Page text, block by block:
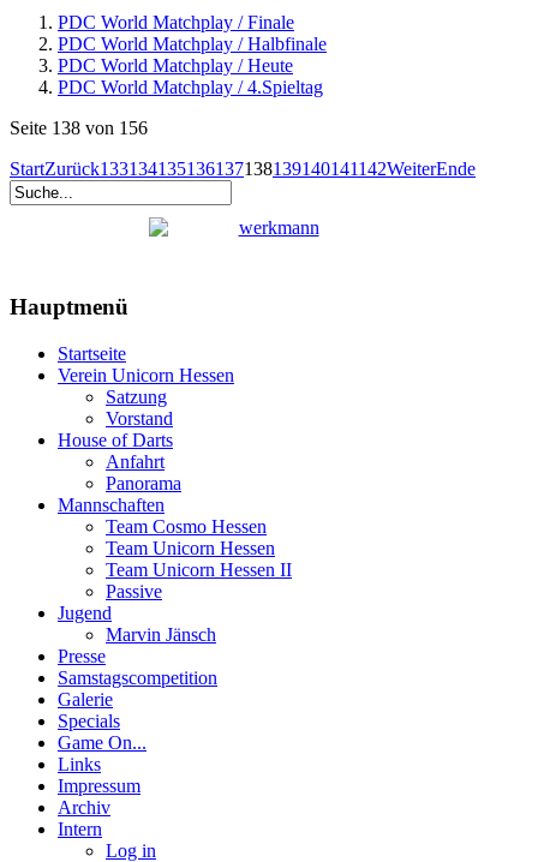
PDC World Matchplay / Finale
PDC World Matchplay / Halbfinale
PDC World Matchplay / Heute
PDC World Matchplay / 4.Spieltag
Seite 138 von 156
StartZurück133134135136137138139140141142WeiterEnde
Hauptmenü
Startseite
Verein Unicorn Hessen
Satzung
Vorstand
House of Darts
Anfahrt
Panorama
Mannschaften
Team Cosmo Hessen
Team Unicorn Hessen
Team Unicorn Hessen II
Passive
Jugend
Marvin Jänsch
Presse
Samstagscompetition
Galerie
Specials
Game On...
Links
Impressum
Archiv
Intern
Log in